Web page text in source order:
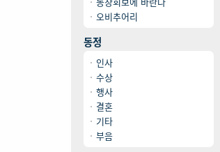
오비추어리
동정
인사
수상
행사
결혼
기타
부음